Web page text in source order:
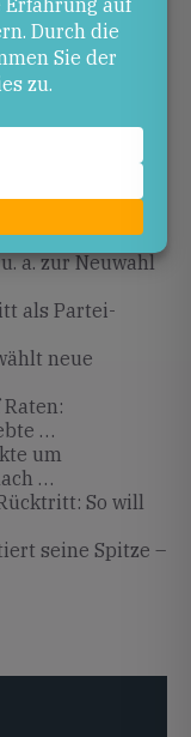
Neustart nutzt,
erklärte Ziel
Die Resonanz
a. zur Neuwahl
als Partei-
neue
…
um
…
So will
seine Spitze –